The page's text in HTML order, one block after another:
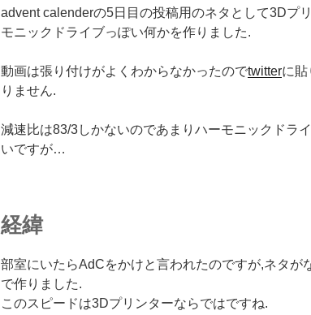
advent calenderの5日目の投稿用のネタとして3Dプ
モニックドライブっぽい何かを作りました.
動画は張り付けがよくわからなかったのでtwitterに貼
りません.
減速比は83/3しかないのであまりハーモニックドラ
いですが…
経緯
部室にいたらAdCをかけと言われたのですが,ネタが
で作りました.
このスピードは3Dプリンターならではですね.